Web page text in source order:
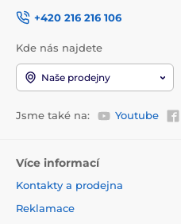
+420 216 216 106
Kde nás najdete
Naše prodejny
Jsme také na: Youtube
Více informací
Kontakty a prodejna
Reklamace